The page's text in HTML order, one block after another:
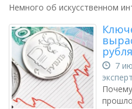
Немного об искусственном
рубля
7